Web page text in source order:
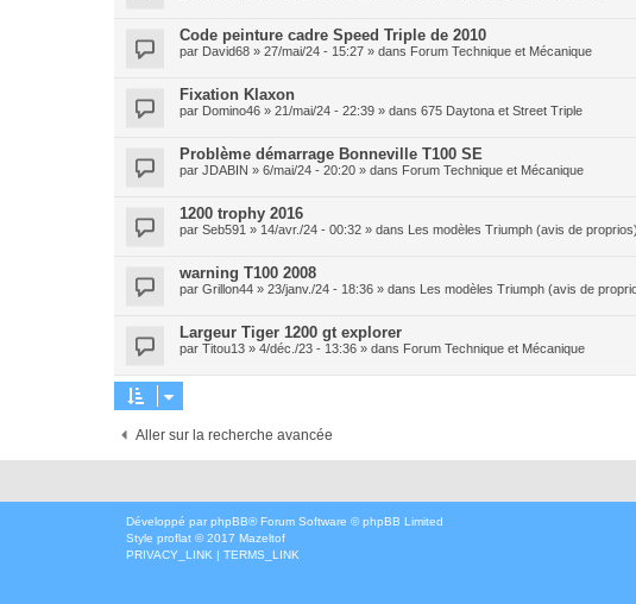
Code peinture cadre Speed Triple de 2010
par David68 » 27/mai/24 - 15:27 » dans Forum Technique et Mécanique
Fixation Klaxon
par Domino46 » 21/mai/24 - 22:39 » dans 675 Daytona et Street Triple
Problème démarrage Bonneville T100 SE
par JDABIN » 6/mai/24 - 20:20 » dans Forum Technique et Mécanique
1200 trophy 2016
par Seb591 » 14/avr./24 - 00:32 » dans Les modèles Triumph (avis de proprios)
warning T100 2008
par Grillon44 » 23/janv./24 - 18:36 » dans Les modèles Triumph (avis de
Largeur Tiger 1200 gt explorer
par Titou13 » 4/déc./23 - 13:36 » dans Forum Technique et Mécanique
Aller sur la recherche avancée
Développé par phpBB® Forum Software © phpBB Limited
Style proflat © 2017 Mazeltof
PRIVACY_LINK | TERMS_LINK